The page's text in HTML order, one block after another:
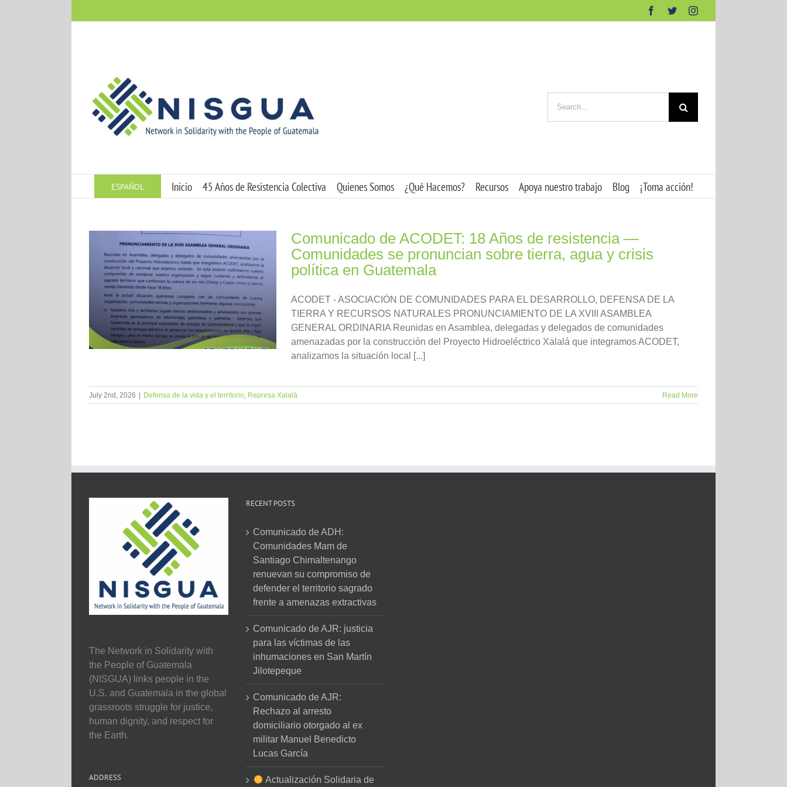
Facebook
TwitterInstagram
for:
ESPAÑOL Inicio 45 Años de Resistencia Colectiva Quienes Somos ¿Qué Hacemos? Recursos Apoya nuestro trabajo Blog ¡Toma acción!
Comunicado de ACODET: 18 Años de resistencia —
Comunidades se pronuncian sobre tierra, agua y crisis
política en Guatemala
ACODET - ASOCIACIÓN DE COMUNIDADES PARA EL DESARROLLO, DEFENSA DE LA
TIERRA Y RECURSOS NATURALES PRONUNCIAMIENTO DE LA XVIII ASAMBLEA
GENERAL ORDINARIA Reunidas en Asamblea, delegadas y delegados de comunidades
amenazadas por la construcción del Proyecto Hidroeléctrico Xalalá que integramos ACODET,
analizamos la situación local [...]
July 2nd, 2026 Defensa de la vida y el territorio, Represa Xalalá Read More
The Network in Solidarity with
the People of Guatemala
(NISGUA) links people in the
U.S. and Guatemala in the global
grassroots struggle for justice,
human dignity, and respect for
the Earth.
ADDRESS
RECENT POSTS
Comunicado de ADH:
Comunidades Mam de
Santiago Chimaltenango
renuevan su compromiso de
defender el territorio sagrado
frente a amenazas extractivas
Comunicado de AJR: justicia
para las víctimas de las
inhumaciones en San Martín
Jilotepeque
Comunicado de AJR:
Rechazo al arresto
domiciliario otorgado al ex
militar Manuel Benedicto
Lucas García
Actualización Solidaria de